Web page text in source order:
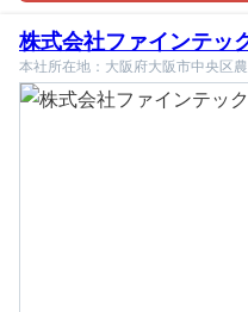
株式会社ファインテッ
本社所在地：大阪府大阪市中央区